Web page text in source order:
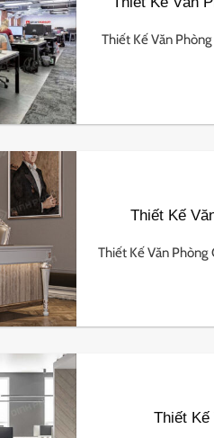
Thiết Kế Văn
Thiết Kế
Thiết Kế Văn
Thiết Kế